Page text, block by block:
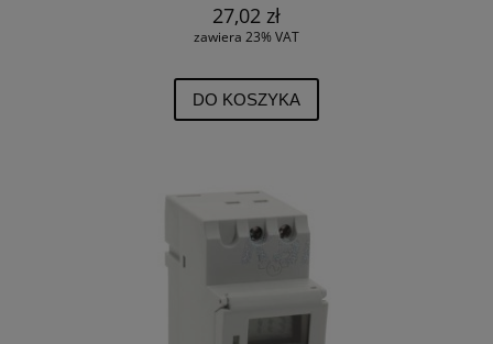
27,02 zł
zawiera 23% VAT
DO KOSZYKA